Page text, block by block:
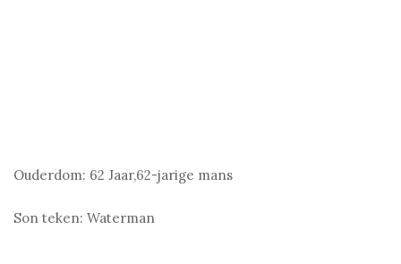
Ouderdom: 62 Jaar,62-jarige mans
Son teken: Waterman